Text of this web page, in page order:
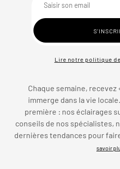
Lire notre politique
Chaque semaine, recevez
immerge dans la vie
première : nos éclairages
conseils de nos spécialistes,
dernières tendances pour
savoir